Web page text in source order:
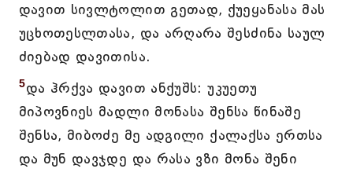
დავით სივლტოლით გეთად, ქუეყანასა მას
უცხოთესლთასა, და არღარა შესძინა საულ
ძიებად დავითისა.
5და ჰრქვა დავით ანქუშს: უკუეთუ
მიპოვნიეს მადლი მონასა შენსა წინაშე
შენსა, მიბოძე მე ადგილი ქალაქსა ერთსა
და მუნ დავჯდე და რასა ვზი მონა შენი